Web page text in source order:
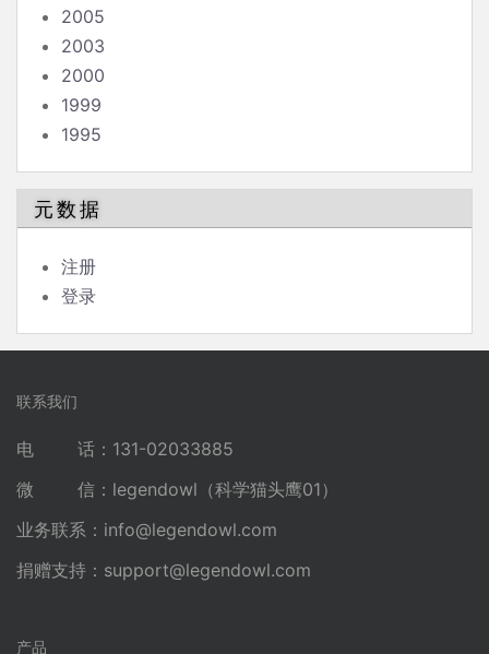
2005
2003
2000
1999
1995
元数据
注册
登录
联系我们
电 话：131-02033885
微 信：legendowl（科学猫头鹰01）
业务联系： info@legendowl.com
捐赠支持： support@legendowl.com
产品